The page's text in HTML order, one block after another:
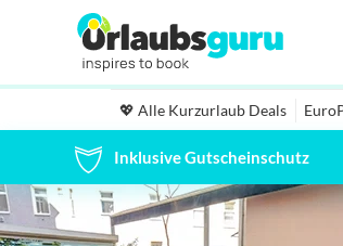
💖 Alle Kurzurlaub Deals
Inklusive Gutscheinschutz